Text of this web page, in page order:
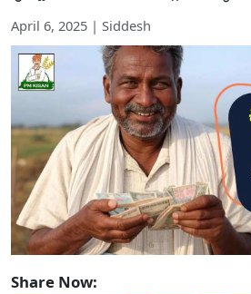
April 6, 2025 | Siddesh
Share Now: